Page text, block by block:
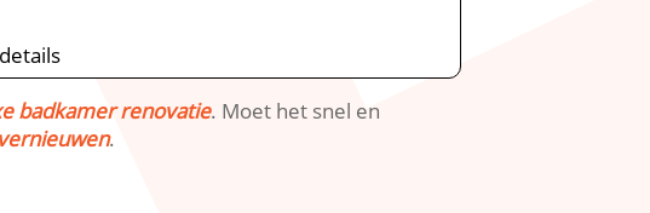
badkamer renovatie.​ Moet het snel en
.​